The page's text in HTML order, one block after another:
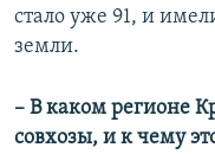
стало уже 91, и
земли.
– В каком регионе
совхозы, и к чему